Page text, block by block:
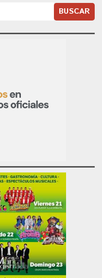
BUSCAR